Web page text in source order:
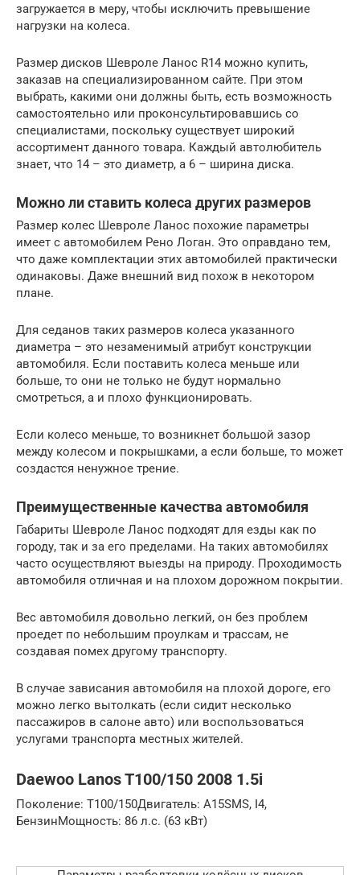
загружается в меру, чтобы исключить превышение
нагрузки на колеса.
Размер дисков Шевроле Ланос R14 можно купить,
заказав на специализированном сайте. При этом
выбрать, какими они должны быть, есть возможность
самостоятельно или проконсультировавшись со
специалистами, поскольку существует широкий
ассортимент данного товара. Каждый автолюбитель
знает, что 14 – это диаметр, а 6 – ширина диска.
Можно ли ставить колеса других размеров
Размер колес Шевроле Ланос похожие параметры
имеет с автомобилем Рено Логан. Это оправдано тем,
что даже комплектации этих автомобилей практически
одинаковы. Даже внешний вид похож в некотором
плане.
Для седанов таких размеров колеса указанного
диаметра – это незаменимый атрибут конструкции
автомобиля. Если поставить колеса меньше или
больше, то они не только не будут нормально
смотреться, а и плохо функционировать.
Если колесо меньше, то возникнет большой зазор
между колесом и покрышками, а если больше, то может
создастся ненужное трение.
Преимущественные качества автомобиля
Габариты Шевроле Ланос подходят для езды как по
городу, так и за его пределами. На таких автомобилях
часто осуществляют выезды на природу. Проходимость
автомобиля отличная и на плохом дорожном покрытии.
Вес автомобиля довольно легкий, он без проблем
проедет по небольшим проулкам и трассам, не
создавая помех другому транспорту.
В случае зависания автомобиля на плохой дороге, его
можно легко вытолкать (если сидит несколько
пассажиров в салоне авто) или воспользоваться
услугами транспорта местных жителей.
Daewoo Lanos T100/150 2008 1.5i
Поколение: T100/150Двигатель: A15SMS, I4,
БензинМощность: 86 л.с. (63 кВт)